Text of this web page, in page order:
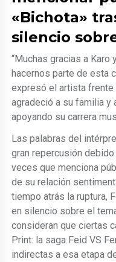
«Bichota»
silencio
“Muchas gracias a
hacernos parte de esta
expresó el artista frente
agradeció a su familia y
apoyando su carrera
Las palabras del
gran repercusión
veces que menciona
de su relación
tiempo atrás la ruptura,
en silencio sobre el
consideran que ciertas
Print: la saga Feid VS
indirectas a esa etapa